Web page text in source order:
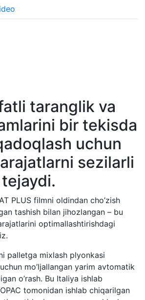
taranglik va
bir tekisda
uchun
sezilarli
PLUS filmni oldindan cho’zish
tashish bilan jihozlangan – bu
optimallashtirishdagi
palletga mixlash plyonkasi
mo’ljallangan yarim avtomatik
o’rash. Bu Italiya ishlab
tomonidan ishlab chiqarilgan